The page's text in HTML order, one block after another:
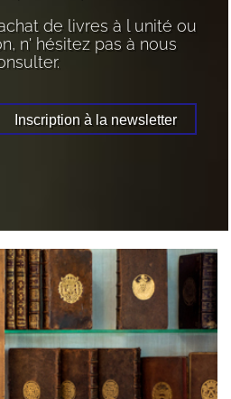
de livres à l unité ou
n' hésitez pas à nous
Inscription à la newsletter